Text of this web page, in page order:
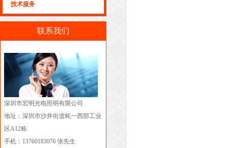
技术服务
联系我们
深圳市宏明光电照明有限公司
地址：深圳市沙井街道蚝一西部工业
区A12栋
手机：13760183076 张先生